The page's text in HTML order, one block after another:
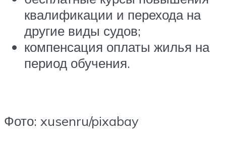
квалификации и перехода на
другие виды судов;
компенсация оплаты жилья на
период обучения.
Фото: xusenru/pixabay